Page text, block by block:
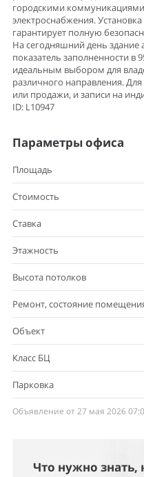
городскими
электроснабжения.
гарантирует полную
На сегодняшний день здание
показатель заполненности в
идеальным выбором для
различного направления.
или продажи, и записи на
ID: L10947
Параметры офиса
Площадь
Стоимость
Ставка
Этажность
Высота потолков
Ремонт, состояние
Объект
Класс БЦ
Парковка
Объявление от 27 мая 2026
Что нужно знать,